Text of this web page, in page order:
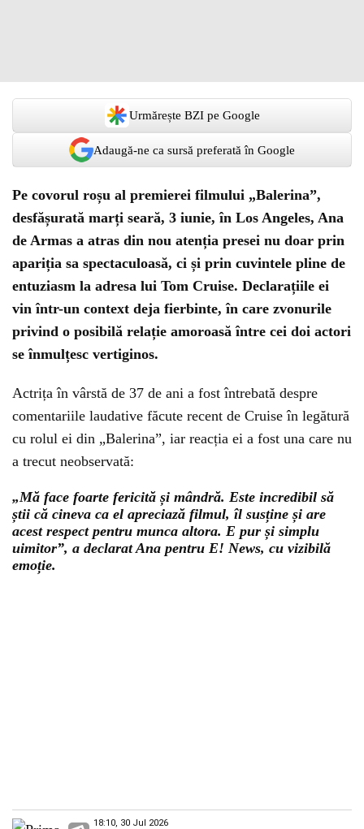
Urmărește BZI pe Google
Adaugă-ne ca sursă preferată în Google
Pe covorul roșu al premierei filmului „Balerina”,
desfășurată marți seară, 3 iunie, în Los Angeles, Ana
de Armas a atras din nou atenția presei nu doar prin
apariția sa spectaculoasă, ci și prin cuvintele pline de
entuziasm la adresa lui Tom Cruise. Declarațiile ei
vin într-un context deja fierbinte, în care zvonurile
privind o posibilă relație amoroasă între cei doi actori
se înmulțesc vertiginos.
Actrița în vârstă de 37 de ani a fost întrebată despre
comentariile laudative făcute recent de Cruise în legătură
cu rolul ei din „Balerina”, iar reacția ei a fost una care nu
a trecut neobservată:
„Mă face foarte fericită și mândră. Este incredibil să
știi că cineva ca el apreciază filmul, îl susține și are
acest respect pentru munca altora. E pur și simplu
uimitor”, a declarat Ana pentru E! News, cu vizibilă
emoție.
18:10, 30 Jul 2026